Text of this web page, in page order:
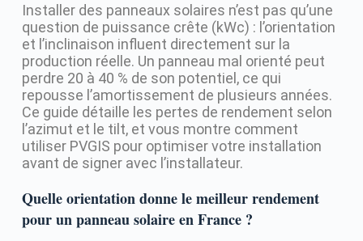
Installer des panneaux solaires n’est pas qu’une
question de puissance crête (kWc) : l’orientation
et l’inclinaison influent directement sur la
production réelle. Un panneau mal orienté peut
perdre 20 à 40 % de son potentiel, ce qui
repousse l’amortissement de plusieurs années.
Ce guide détaille les pertes de rendement selon
l’azimut et le tilt, et vous montre comment
utiliser PVGIS pour optimiser votre installation
avant de signer avec l’installateur.
Quelle orientation donne le meilleur rendement
pour un panneau solaire en France ?